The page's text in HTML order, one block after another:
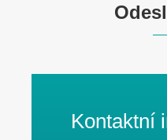
Kontaktní